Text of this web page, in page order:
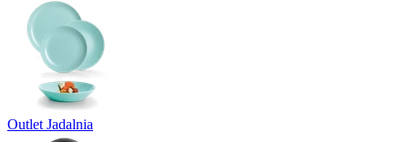
Outlet Jadalnia